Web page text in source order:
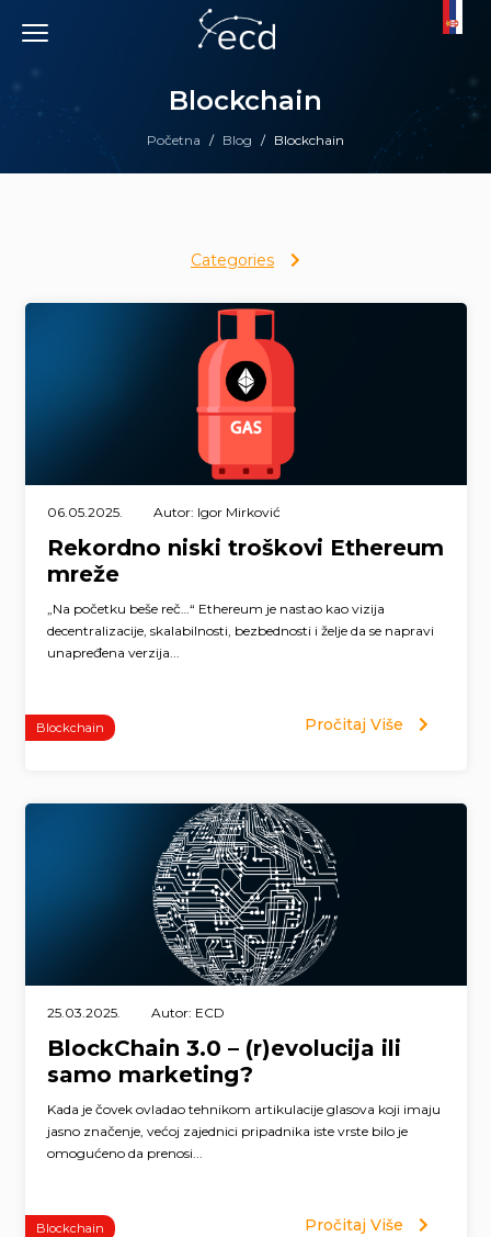
content
Početna / Blog / Blockchain
Blockchain
Categories
06.05.2025. Autor: Igor Mirković
Rekordno niski troškovi Ethereum
mreže
„Na početku beše reč…“ Ethereum je nastao kao vizija
decentralizacije, skalabilnosti, bezbednosti i želje da se napravi
unapređena verzija...
Blockchain Pročitaj Više
25.03.2025. Autor: ECD
BlockChain 3.0 – (r)evolucija ili
samo marketing?
Kada je čovek ovladao tehnikom artikulacije glasova koji imaju
jasno značenje, većoj zajednici pripadnika iste vrste bilo je
omogućeno da prenosi...
Blockchain Pročitaj Više